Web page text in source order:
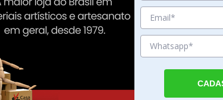
Pastilha Aquarela Cotman
Winsor e Newton - 0390673